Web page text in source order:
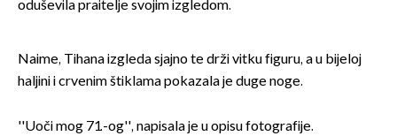
oduševila praitelje svojim izgledom.
Naime, Tihana izgleda sjajno te drži vitku figuru, a u bijeloj
haljini i crvenim štiklama pokazala je duge noge.
''Uoči mog 71.-og'', napisala je u opisu fotografije.